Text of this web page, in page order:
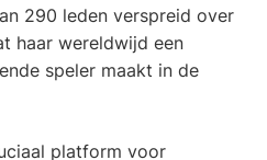
290 leden verspreid over
haar wereldwijd een
speler maakt in de
platform voor